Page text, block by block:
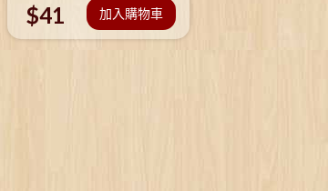
$41 加入購物車